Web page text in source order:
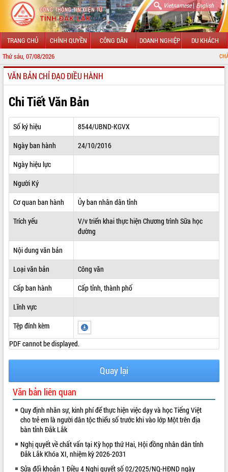
Vietnamese| English
TRANG CHỦ CHÍNH QUYỀN CÔNG DÂN DOANH NGHIỆP DU KHÁCH
Thứ sáu, 07/08/2026 CHÀO MỪNG
GIỚI THIỆU
LÃNH ĐẠO UBND TỈNH
TIN TỨC SỰ KIỆN
SỞ, BAN, NGÀNH
THÔNG TIN CHỈ ĐẠO ĐIỀU HÀNH
HỆ THỐNG VĂN BẢN
VĂN BẢN HĐND TỈNH
ĐIỂM TIN VĂN BẢN
VĂN BẢN CHỈ ĐẠO ĐIỀU HÀNH
Chi Tiết Văn Bản
Số ký hiệu
8544/UBND-KGVX
Ngày ban hành
24/10/2016
Ngày hiệu lực
Người Ký
Cơ quan ban hành
Ủy ban nhân dân tỉnh
Trích yếu
V/v triển khai thực hiện Chương trình Sữa học
đường
Nội dung văn bản
Loại văn bản
Công văn
Cấp ban hành
Cấp tỉnh, thành phố
Lĩnh vực
Tệp đính kèm
PDF cannot be displayed.
Quay lại
Văn bản liên quan
Quy định nhân sự, kinh phí để thực hiện việc dạy và học Tiếng Việt
cho trẻ em là người dân tộc thiểu số trước khi vào lớp Một trên địa
bàn tỉnh Đắk Lắk
Nghị quyết về chất vấn tại Kỳ họp thứ Hai, Hội đồng nhân dân tỉnh
Đắk Lắk Khóa XI, nhiệm kỳ 2026-2031
Sửa đổi khoản 1 Điều 4 Nghị quyết số 02/2025/NQ-HĐND ngày